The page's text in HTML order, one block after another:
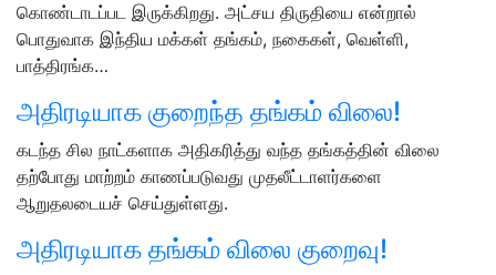
கொண்டாடப்பட இருக்கிறது. அட்சய திருதியை என்றால்
பொதுவாக இந்திய மக்கள் தங்கம், நகைகள், வெள்ளி,
பாத்திரங்க…
அதிரடியாக குறைந்த தங்கம் விலை!
கடந்த சில நாட்களாக அதிகரித்து வந்த தங்கத்தின் விலை
தற்போது மாற்றம் காணப்படுவது முதலீட்டாளர்களை
ஆறுதலடையச் செய்துள்ளது.
அதிரடியாக தங்கம் விலை குறைவு!